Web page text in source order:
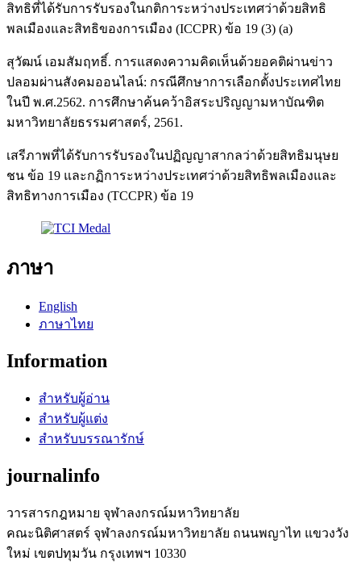
สิทธิที่ได้รับการรับรองในกติการะหว่างประเทศว่าด้วยสิทธิ
พลเมืองและสิทธิของการเมือง (ICCPR) ข้อ 19 (3) (a)
สุวัฒน์ เอมสัมฤทธิ์. การแสดงความคิดเห็นด้วยอคติผ่านข่าว
ปลอมผ่านสังคมออนไลน์: กรณีศึกษาการเลือกตั้งประเทศไทย
ในปี พ.ศ.2562. การศึกษาค้นคว้าอิสระปริญญามหาบัณฑิต
มหาวิทยาลัยธรรมศาสตร์, 2561.
เสรีภาพที่ได้รับการรับรองในปฏิญญาสากลว่าด้วยสิทธิมนุษย
ชน ข้อ 19 และกฏิการะหว่างประเทศว่าด้วยสิทธิพลเมืองและ
สิทธิทางการเมือง (TCCPR) ข้อ 19
ภาษา
English
ภาษาไทย
Information
สำหรับผู้อ่าน
สำหรับผู้แต่ง
สำหรับบรรณารักษ์
journalinfo
วารสารกฎหมาย จุฬาลงกรณ์มหาวิทยาลัย
คณะนิติศาสตร์ จุฬาลงกรณ์มหาวิทยาลัย ถนนพญาไท แขวงวัง
ใหม่ เขตปทุมวัน กรุงเทพฯ 10330